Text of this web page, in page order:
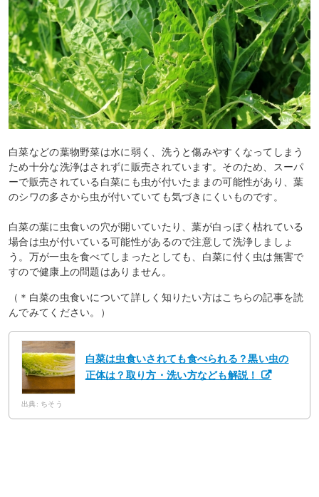
白菜などの葉物野菜は水に弱く、洗うと傷みやすくなってしまう
ため十分な洗浄はされずに販売されています。そのため、スーパ
ーで販売されている白菜にも虫が付いたままの可能性があり、葉
のシワの多さから虫が付いていても気づきにくいものです。
白菜の葉に虫食いの穴が開いていたり、葉が白っぽく枯れている
場合は虫が付いている可能性があるので注意して洗浄しましょ
う。万が一虫を食べてしまったとしても、白菜に付く虫は無害で
すので健康上の問題はありません。
（＊白菜の虫食いについて詳しく知りたい方はこちらの記事を読
んでみてください。）
白菜は虫食いされても食べられる？黒い虫の
正体は？取り方・洗い方なども解説！
出典: ちそう